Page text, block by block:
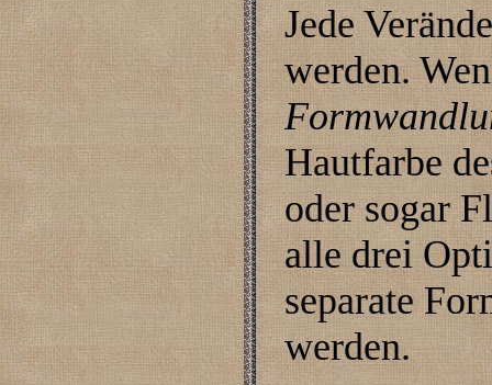
Jede
werden.
Hautfarbe
oder sogar
alle drei
separate
werden.